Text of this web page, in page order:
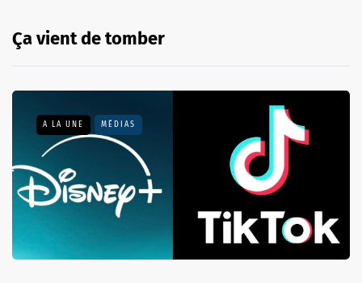
Ça vient de tomber
A LA UNE MÉDIAS